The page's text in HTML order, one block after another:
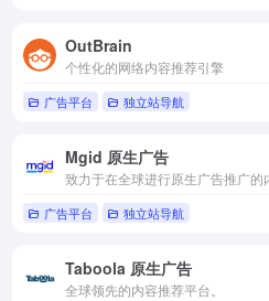
OutBrain
个性化的网络内容推荐引擎
广告平台 独立站导航
Mgid 原生广告
致力于在全球进行原生广告推广的
广告平台 独立站导航
Taboola 原生广告
全球领先的内容推荐平台。